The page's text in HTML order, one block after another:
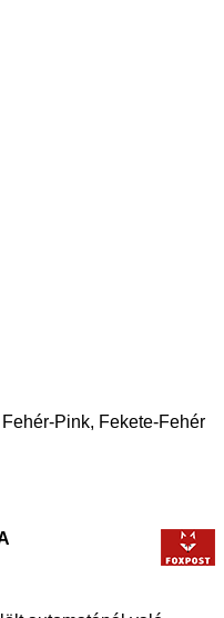
Pink, Fekete-Fehér